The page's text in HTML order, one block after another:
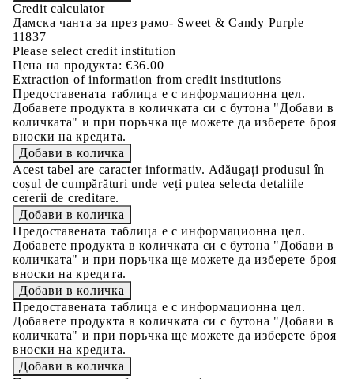
Credit calculator
Дамска чанта за през рамо- Sweet & Candy Purple
11837
Please select credit institution
Цена на продукта: €36.00
Extraction of information from credit institutions
Предоставената таблица е с информационна цел.
Добавете продукта в количката си с бутона "Добави в
количката" и при поръчка ще можете да изберете броя
вноски на кредита.
Acest tabel are caracter informativ. Adăugați produsul în
coșul de cumpărături unde veți putea selecta detaliile
cererii de creditare.
Предоставената таблица е с информационна цел.
Добавете продукта в количката си с бутона "Добави в
количката" и при поръчка ще можете да изберете броя
вноски на кредита.
Предоставената таблица е с информационна цел.
Добавете продукта в количката си с бутона "Добави в
количката" и при поръчка ще можете да изберете броя
вноски на кредита.